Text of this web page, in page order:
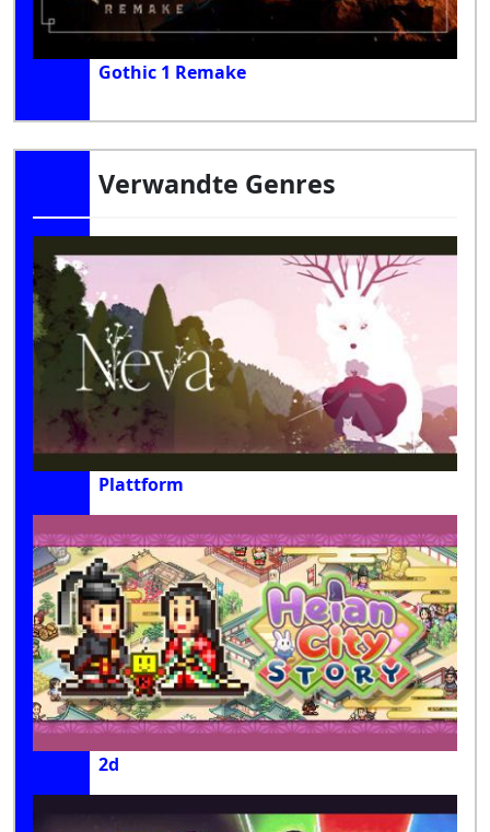
Gothic 1 Remake
Verwandte Genres
Plattform
2d